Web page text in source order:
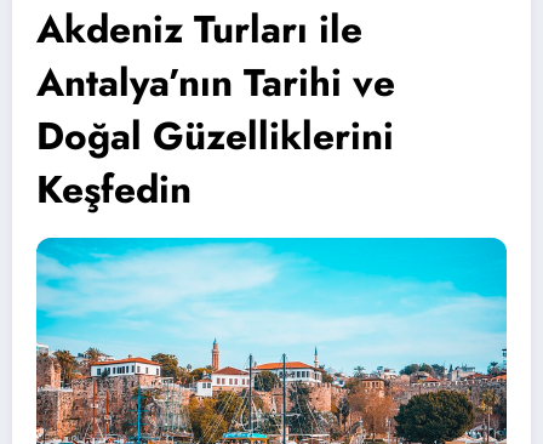
Akdeniz Turları ile
Antalya’nın Tarihi ve
Doğal Güzelliklerini
Keşfedin